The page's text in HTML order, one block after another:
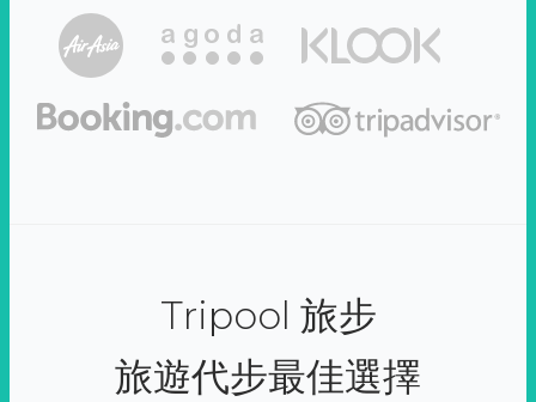
Tripool 旅步
旅遊代步最佳選擇